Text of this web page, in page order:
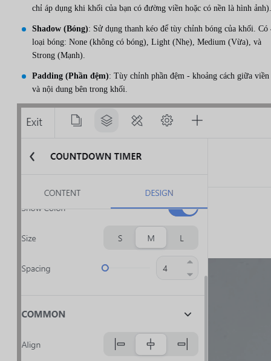
chỉ áp dụng khi khối của bạn có đường viền hoặc có nền là hình ảnh).
Shadow (Bóng): Sử dụng thanh kéo để tùy chỉnh bóng của khối. Có
loại bóng: None (không có bóng), Light (Nhẹ), Medium (Vừa), và
Strong (Mạnh).
Padding (Phần đệm): Tùy chỉnh phần đệm - khoảng cách giữa viền
và nội dung bên trong khối.